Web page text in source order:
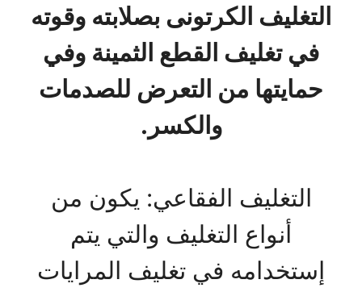
التغليف الكرتونى بصلابته وقوته
في تغليف القطع الثمينة وفي
حمايتها من التعرض للصدمات
والكسر.
التغليف الفقاعي: يكون من
أنواع التغليف والتي يتم
إستخدامه في تغليف المرايات